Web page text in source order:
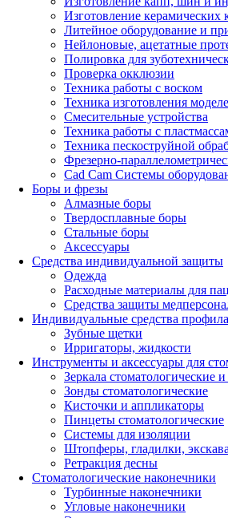
Изготовление керамических
Литейное оборудование и
Нейлоновые, ацетатные
Полировка для
Проверка окклюзии
Техника работы с воском
Техника изготовления
Смесительные устройства
Техника работы с
Техника пескоструйной
Фрезерно-
Cad Cam Системы
Боры и фрезы
Алмазные боры
Твердосплавные боры
Стальные боры
Аксессуары
Средства индивидуальной защиты
Одежда
Расходные материалы для
Средства защиты
Индивидуальные средства
Зубные щетки
Ирригаторы, жидкости
Инструменты и аксессуары для
Зеркала стоматологические
Зонды стоматологические
Кисточки и аппликаторы
Пинцеты стоматологические
Системы для изоляции
Штопферы, гладилки,
Ретракция десны
Стоматологические наконечники
Турбинные наконечники
Угловые наконечники